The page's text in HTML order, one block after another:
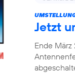
Jetzt
Ende